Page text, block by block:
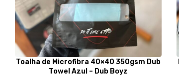
Toalha de Microfibra 40×40 350gsm Dub
Towel Azul – Dub Boyz